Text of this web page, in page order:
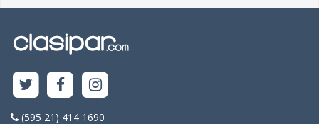
(595 21) 414 1690